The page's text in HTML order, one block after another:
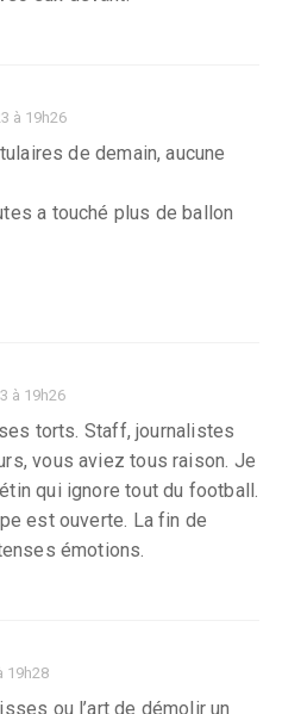
à 19h26
de demain, aucune
a touché plus de ballon
à 19h26
torts. Staff, journalistes
vous aviez tous raison. Je
qui ignore tout du football.
est ouverte. La fin de
émotions.
19h28
ou l’art de démolir un